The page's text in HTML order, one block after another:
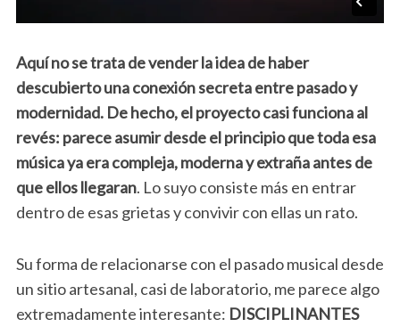
Aquí no se trata de vender la idea de haber
descubierto una conexión secreta entre pasado y
modernidad. De hecho, el proyecto casi funciona al
revés: parece asumir desde el principio que toda esa
música ya era compleja, moderna y extraña antes de
que ellos llegaran. Lo suyo consiste más en entrar
dentro de esas grietas y convivir con ellas un rato.
Su forma de relacionarse con el pasado musical desde
un sitio artesanal, casi de laboratorio, me parece algo
extremadamente interesante: DISCIPLINANTES